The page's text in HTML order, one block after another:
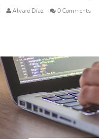
Alvaro Díaz 0 Comments